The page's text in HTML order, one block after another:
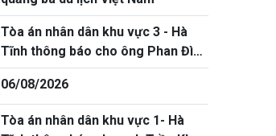
Tòa án nhân dân khu vực 3 - Hà
Tĩnh thông báo cho ông Phan Đình
Thắng, sinh năm 2005
06/08/2026
Tòa án nhân dân khu vực 1- Hà